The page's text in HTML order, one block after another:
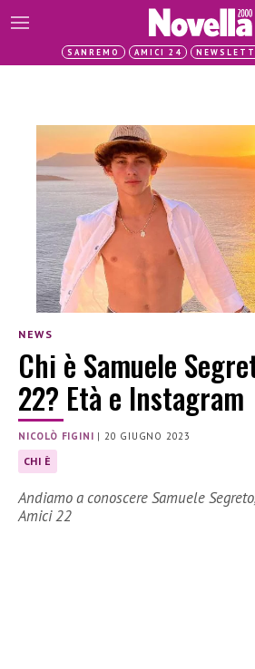
SANREMO AMICI 24
NEWS
Chi è Samuele
22? Età e Instagram
NICOLÒ FIGINI | 20 GIUGNO 2023
CHI È
Andiamo a conoscere Samuele
Amici 22